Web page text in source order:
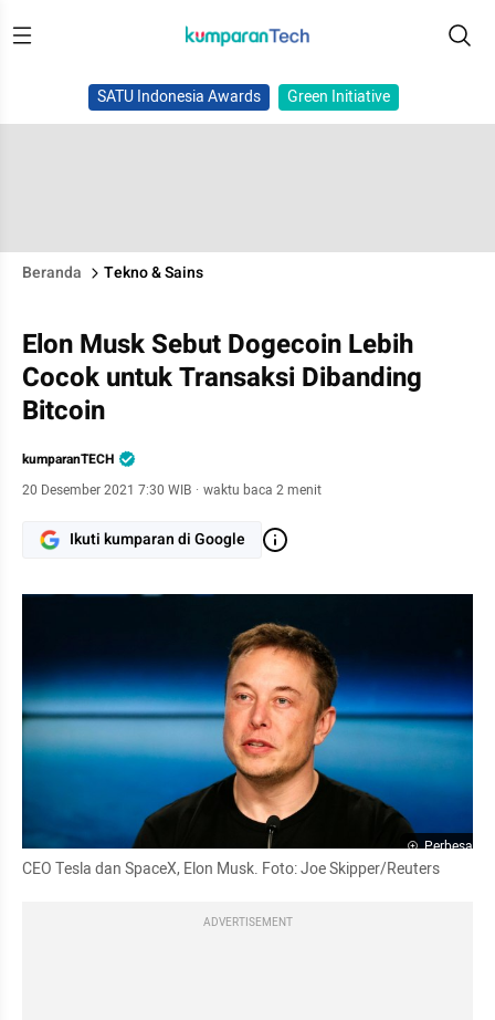
SATU Indonesia Awards Green Initiative
Beranda Tekno & Sains
Elon Musk Sebut Dogecoin Lebih
Cocok untuk Transaksi Dibanding
Bitcoin
kumparanTECH
20 Desember 2021 7:30 WIB · waktu baca 2 menit
Ikuti kumparan di Google
Perbesar
CEO Tesla dan SpaceX, Elon Musk. Foto: Joe Skipper/Reuters
ADVERTISEMENT